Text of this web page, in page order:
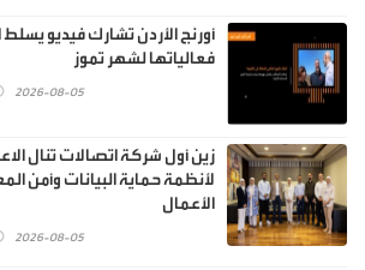
أورنج الأردن تشارك فيديو
فعالياتها لشهر تموز
2026-08-05
زين أول شركة اتصالات تنال
لأنظمة حماية البيانات وأمن
الأعمال
2026-08-05